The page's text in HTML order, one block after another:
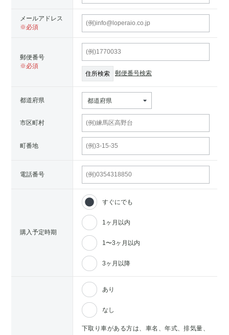
メールアドレス
郵便番号
郵便番号検索
都道府県 都道府県
市区町村
町番地
電話番号
購入予定時期
すぐにでも
1ヶ月以内
1〜3ヶ月以内
3ヶ月以降
あり
なし
下取り車がある方は、車名、年式、排気量、